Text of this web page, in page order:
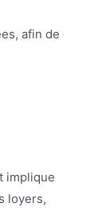
afin de
implique
loyers,